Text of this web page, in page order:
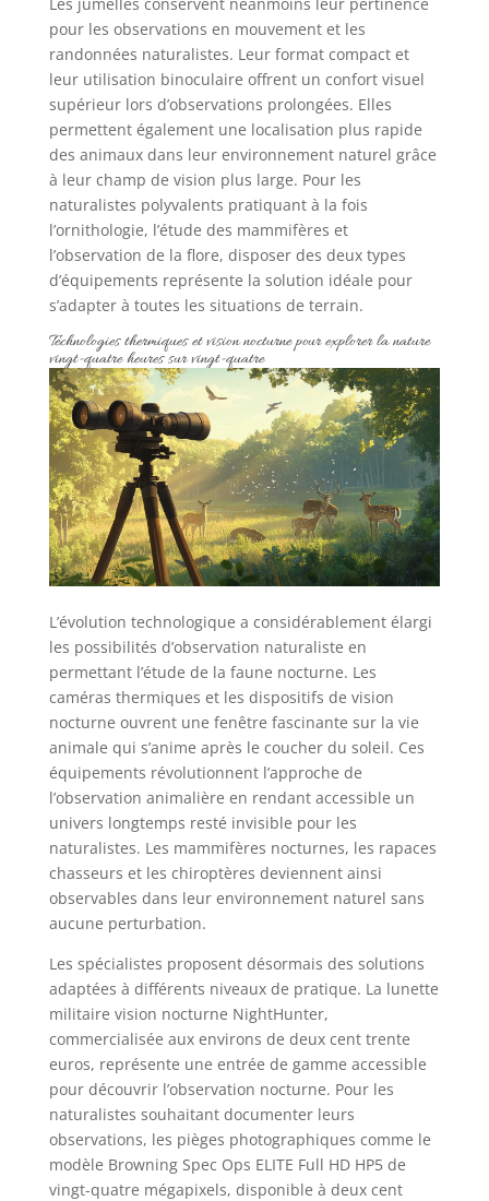
pour les observations en mouvement et les
randonnées naturalistes. Leur format compact et
leur utilisation binoculaire offrent un confort visuel
supérieur lors d’observations prolongées. Elles
permettent également une localisation plus rapide
des animaux dans leur environnement naturel grâce
à leur champ de vision plus large. Pour les
naturalistes polyvalents pratiquant à la fois
l’ornithologie, l’étude des mammifères et
l’observation de la flore, disposer des deux types
d’équipements représente la solution idéale pour
s’adapter à toutes les situations de terrain.
Technologies thermiques et vision nocturne pour explorer la nature
vingt-quatre heures sur vingt-quatre
L’évolution technologique a considérablement élargi
les possibilités d’observation naturaliste en
permettant l’étude de la faune nocturne. Les
caméras thermiques et les dispositifs de vision
nocturne ouvrent une fenêtre fascinante sur la vie
animale qui s’anime après le coucher du soleil. Ces
équipements révolutionnent l’approche de
l’observation animalière en rendant accessible un
univers longtemps resté invisible pour les
naturalistes. Les mammifères nocturnes, les rapaces
chasseurs et les chiroptères deviennent ainsi
observables dans leur environnement naturel sans
aucune perturbation.
Les spécialistes proposent désormais des solutions
adaptées à différents niveaux de pratique. La lunette
militaire vision nocturne NightHunter,
commercialisée aux environs de deux cent trente
euros, représente une entrée de gamme accessible
pour découvrir l’observation nocturne. Pour les
naturalistes souhaitant documenter leurs
observations, les pièges photographiques comme le
modèle Browning Spec Ops ELITE Full HD HP5 de
vingt-quatre mégapixels, disponible à deux cent